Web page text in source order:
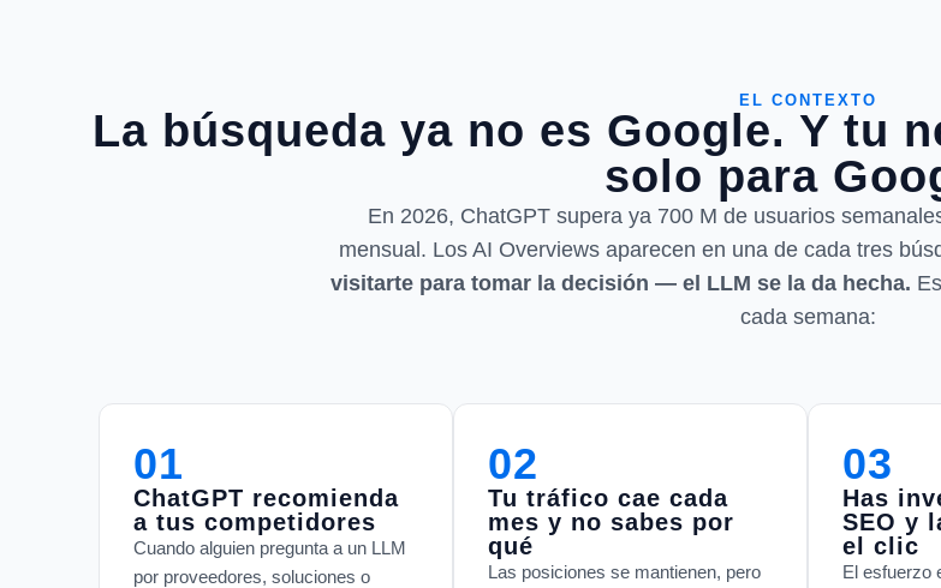
EL CONTEXTO
La búsqueda ya no es Google. Y tu
solo para
En 2026, ChatGPT supera ya 700 M de usuarios
mensual. Los AI Overviews aparecen en una de cada tres
visitarte para tomar la decisión — el LLM se la da hecha.
cada semana:
01
ChatGPT recomienda
a tus competidores
Cuando alguien pregunta a un LLM
por proveedores, soluciones o
02
Tu tráfico cae cada
mes y no sabes por
qué
Las posiciones se mantienen, pero
03
Has
SEO y
el clic
El esfuerzo